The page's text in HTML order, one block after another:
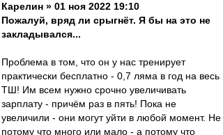
Карелин » 01 ноя 2022 19:10
Пожалуй, вряд ли срыгнёт. Я бы на это не
закладывался...
Проблема в том, что он у нас тренирует
практически бесплатно - 0,7 ляма в год на весь
ТШ! Им всем нужно срочно увеличивать
зарплату - причём раз в пять! Пока не
увеличили - они могут уйти в любой момент. Не
потому что много или мало - а потому что